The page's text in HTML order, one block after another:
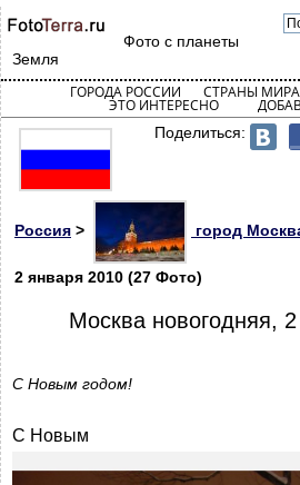
Фото с планеты
Земля
ГОРОДА РОССИИ СТРАНЫ МИРА
ЭТО ИНТЕРЕСНО
Поделиться:
Россия > город
2 января 2010 (27 Фото)
Москва новогодняя,
С Новым годом!
С Новым